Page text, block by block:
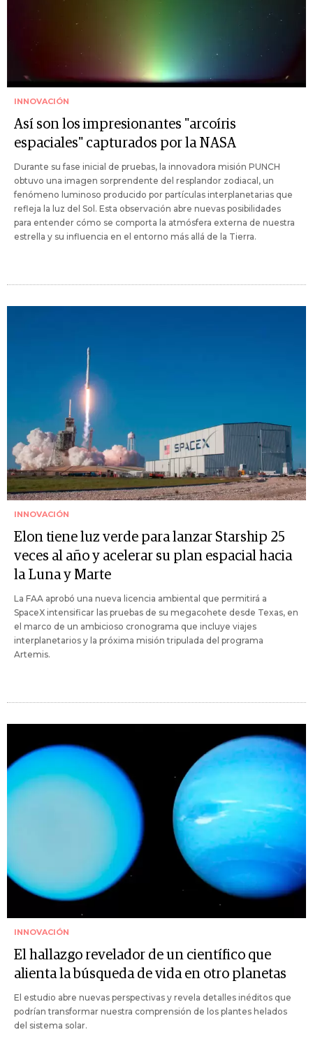
INNOVACIÓN
Así son los impresionantes "arcoíris
espaciales" capturados por la NASA
Durante su fase inicial de pruebas, la innovadora misión PUNCH
obtuvo una imagen sorprendente del resplandor zodiacal, un
fenómeno luminoso producido por partículas interplanetarias que
refleja la luz del Sol. Esta observación abre nuevas posibilidades
para entender cómo se comporta la atmósfera externa de nuestra
estrella y su influencia en el entorno más allá de la Tierra.
INNOVACIÓN
Elon tiene luz verde para lanzar Starship 25
veces al año y acelerar su plan espacial hacia
la Luna y Marte
La FAA aprobó una nueva licencia ambiental que permitirá a
SpaceX intensificar las pruebas de su megacohete desde Texas, en
el marco de un ambicioso cronograma que incluye viajes
interplanetarios y la próxima misión tripulada del programa
Artemis.
INNOVACIÓN
El hallazgo revelador de un científico que
alienta la búsqueda de vida en otro planetas
El estudio abre nuevas perspectivas y revela detalles inéditos que
podrían transformar nuestra comprensión de los plantes helados
del sistema solar.